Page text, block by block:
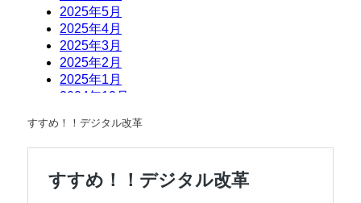
すすめ！！デジタル改革